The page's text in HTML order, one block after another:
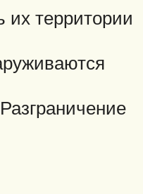
их территории